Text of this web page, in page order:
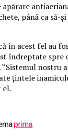
până ca să-
în acest fel au
îndreptate spre
nostru
țintele
el.
prima